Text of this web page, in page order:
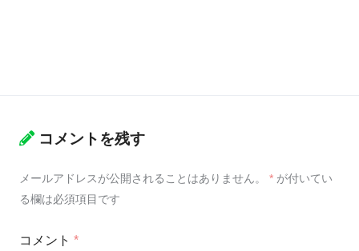
コメントを残す
メールアドレスが公開されることはありません。 * が付いてい
る欄は必須項目です
コメント *